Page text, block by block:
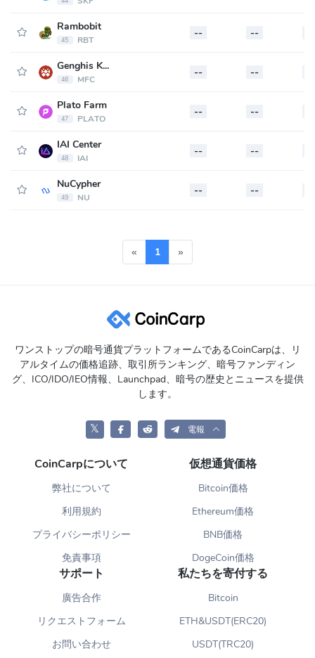
Rambobit
45 RBT
-- --
Genghis Khan Max Fe Coin
46 MFC
-- --
Plato Farm
47 PLATO
-- --
IAI Center
48 IAI
-- --
NuCypher
49 NU
-- --
« 1 »
ワンストップの暗号通貨プラットフォームであるCoinCarpは、リ
アルタイムの価格追跡、取引所ランキング、暗号ファンディン
グ、ICO/IDO/IEO情報、Launchpad、暗号の歴史とニュースを提供
します。
𝕏 電報
CoinCarpについて
弊社について
利用規約
プライバシーポリシー
免責事項
仮想通貨価格
Bitcoin価格
Ethereum価格
BNB価格
DogeCoin価格
サポート
廣告合作
リクエストフォーム
お問い合わせ
私たちを寄付する
Bitcoin
ETH&USDT(ERC20)
USDT(TRC20)